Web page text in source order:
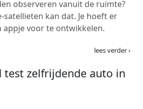
observeren vanuit de ruimte?
satellieten kan dat. Je hoeft er
appje voor te ontwikkelen.
lees verder ›
test zelfrijdende auto in